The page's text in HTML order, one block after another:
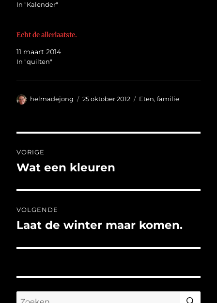
In "Kalender"
Echt de allerlaatste.
11 maart 2014
In "quilten"
Auteur
helmadejong
Geplaatst
25 oktober 2012 Categorieën
Eten,familie
navigatie
VORIGE
Vorig
Wat een kleuren
VOLGENDE
Volgend
Laat de winter maar komen.
Zoeken